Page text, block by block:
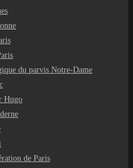
du parvis Notre-Dame
Hugo
de Paris